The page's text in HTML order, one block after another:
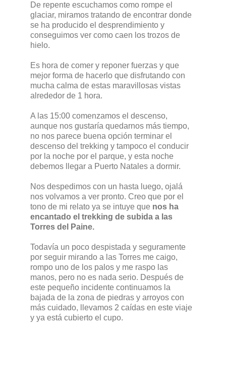
De repente escuchamos como rompe el
glaciar, miramos tratando de encontrar donde
se ha producido el desprendimiento y
conseguimos ver como caen los trozos de
hielo.
Es hora de comer y reponer fuerzas y que
mejor forma de hacerlo que disfrutando con
mucha calma de estas maravillosas vistas
alrededor de 1 hora.
A las 15:00 comenzamos el descenso,
aunque nos gustaría quedarnos más tiempo,
no nos parece buena opción terminar el
descenso del trekking y tampoco el conducir
por la noche por el parque, y esta noche
debemos llegar a Puerto Natales a dormir.
Nos despedimos con un hasta luego, ojalá
nos volvamos a ver pronto. Creo que por el
tono de mi relato ya se intuye que nos ha
encantado el trekking de subida a las
Torres del Paine.
Todavía un poco despistada y seguramente
por seguir mirando a las Torres me caigo,
rompo uno de los palos y me raspo las
manos, pero no es nada serio. Después de
este pequeño incidente continuamos la
bajada de la zona de piedras y arroyos con
más cuidado, llevamos 2 caídas en este viaje
y ya está cubierto el cupo.